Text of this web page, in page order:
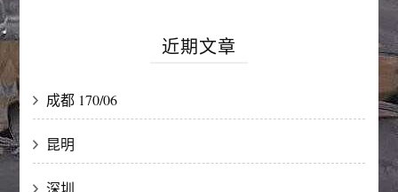
近期文章
成都 170/06
昆明
深圳